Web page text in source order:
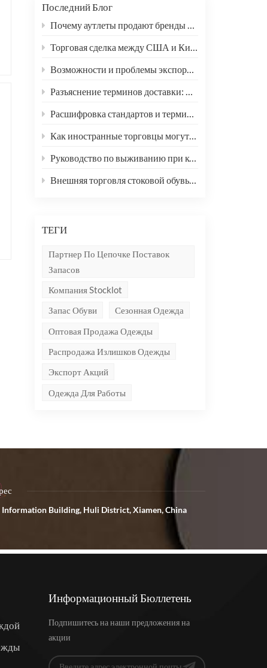
Последний Блог
Почему аутлеты продают бренды за полцены?
Торговая сделка между США и Китаем: три преимущества и две проблемы для мировой индустрии клиринга запасов
Возможности и проблемы экспорта обуви, одежды и текстиля после смягчения китайско-американских пошлин
Разъяснение терминов доставки: FCL и LCL: объяснение
Расшифровка стандартов и терминов защитной обуви: SB, SBP, S1, S1P, S2, S3 и другие
Как иностранные торговцы могут оживить рынок одежды с помощью «микроинноваций»
Руководство по выживанию при колебаниях валютного курса: 3 ключевых инструмента хеджирования на рынке Форекс для иностранных трейдеров
Внешняя торговля стоковой обувью, одеждой и текстилем: как преодолеть дилемму и найти новые возможности?
ТЕГИ
Партнер По Цепочке Поставок
Запасов
Компания Stocklot
Запас Обуви
Сезонная Одежда
Оптовая Продажа Одежды
Распродажа Излишков Одежды
Экспорт Акций
Одежда Для Работы
Information Building, Huli District, Xiamen, China
Информационный Бюллетень
Подпишитесь на наши предложения на
акции